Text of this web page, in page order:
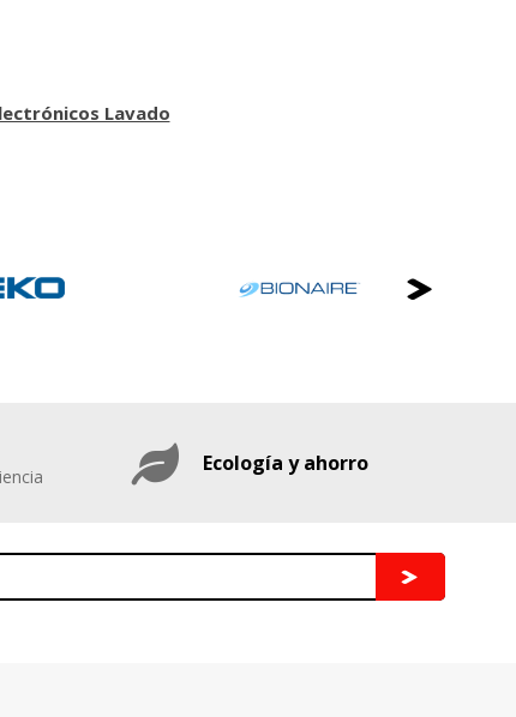
Lavado
Ecología y ahorro